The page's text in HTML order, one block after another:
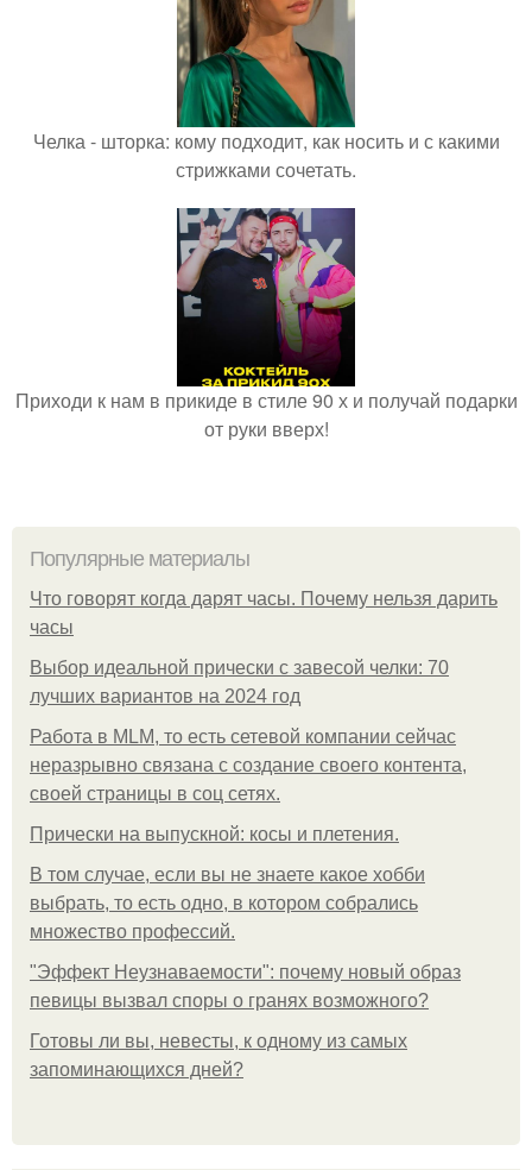
Челка - шторка: кому подходит, как носить и с какими
стрижками сочетать.
Приходи к нам в прикиде в стиле 90 х и получай подарки
от руки вверх!
Популярные материалы
Что говорят когда дарят часы. Почему нельзя дарить
часы
Выбор идеальной прически с завесой челки: 70
лучших вариантов на 2024 год
Работа в MLM, то есть сетевой компании сейчас
неразрывно связана с создание своего контента,
своей страницы в соц сетях.
Прически на выпускной: косы и плетения.
В том случае, если вы не знаете какое хобби
выбрать, то есть одно, в котором собрались
множество профессий.
"Эффект Неузнаваемости": почему новый образ
певицы вызвал споры о гранях возможного?
Готовы ли вы, невесты, к одному из самых
запоминающихся дней?